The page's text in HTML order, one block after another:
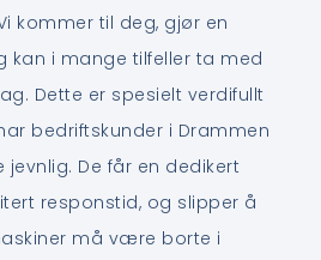
kommer til deg, gjør en
kan i mange tilfeller ta med
Dette er spesielt verdifullt
bedriftskunder i Drammen
De får en dedikert
responstid, og slipper å
må være borte i